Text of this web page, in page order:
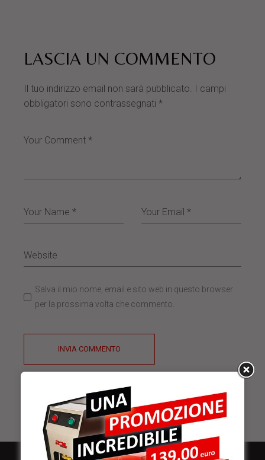
LASCIA UN COMMENTO
Il tuo indirizzo email non sarà pubblicato. I campi
obbligatori sono contrassegnati*
Salva il mio nome, email e sito web in questo browser
per la prossima volta che commento.
INVIA COMMENTO